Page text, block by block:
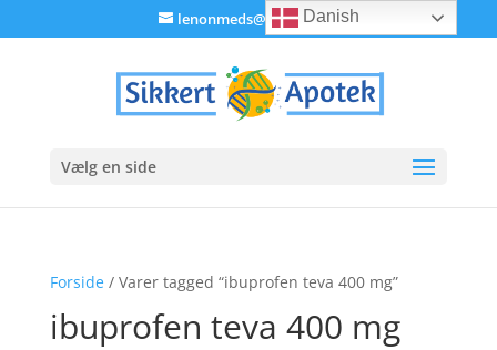
lenonmeds@gmail.com
Vælg en side
Forside/ Varer tagged “ibuprofen teva 400 mg”
ibuprofen teva 400 mg
Danish